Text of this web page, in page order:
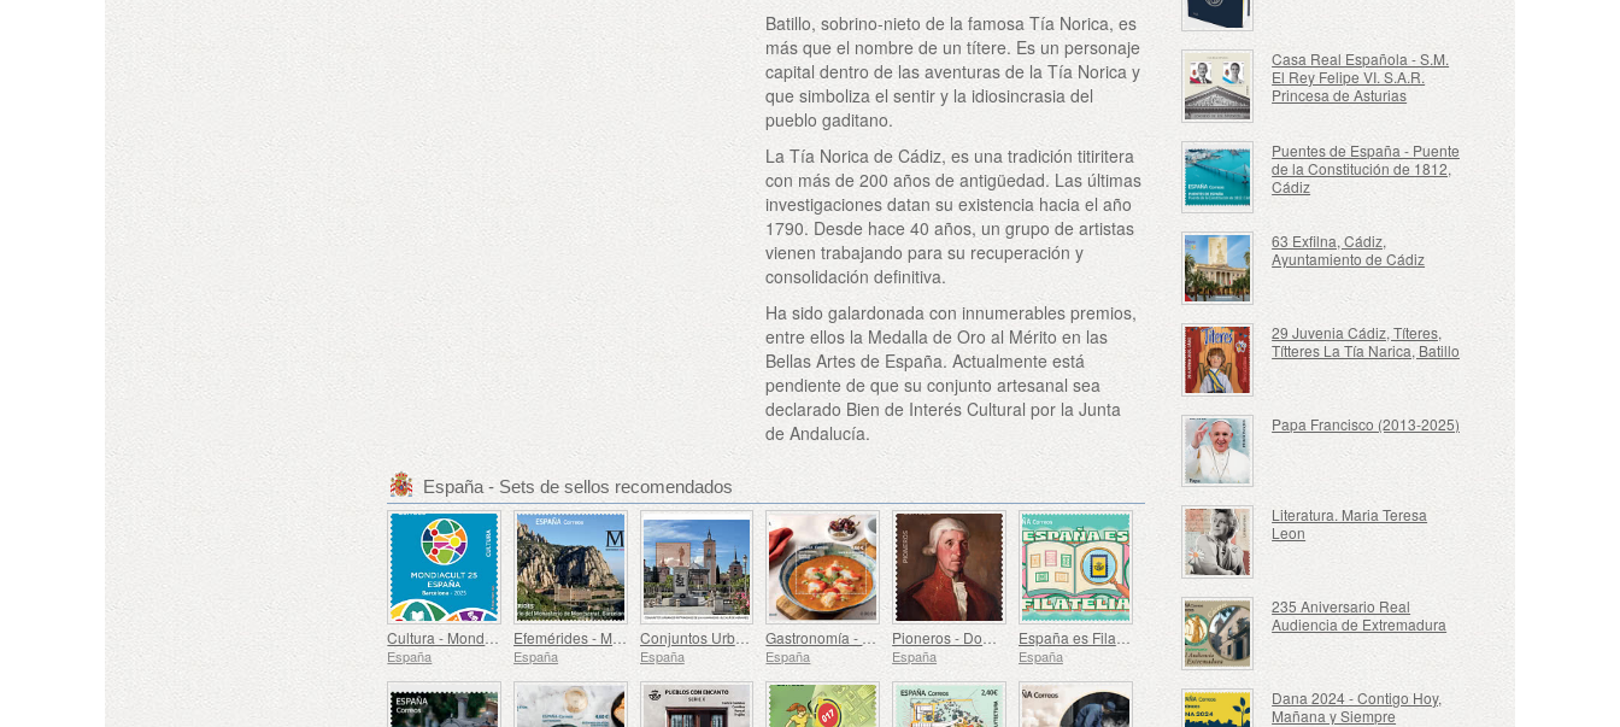
Batillo, sobrino-nieto de la famosa Tía Norica, es
más que el nombre de un títere. Es un personaje
capital dentro de las aventuras de la Tía Norica y
que simboliza el sentir y la idiosincrasia del
pueblo gaditano.
La Tía Norica de Cádiz, es una tradición titiritera
con más de 200 años de antigüedad. Las últimas
investigaciones datan su existencia hacia el año
1790. Desde hace 40 años, un grupo de artistas
vienen trabajando para su recuperación y
consolidación definitiva.
Ha sido galardonada con innumerables premios,
entre ellos la Medalla de Oro al Mérito en las
Bellas Artes de España. Actualmente está
pendiente de que su conjunto artesanal sea
declarado Bien de Interés Cultural por la Junta
de Andalucía.
España - Sets de sellos recomendados
Cultura - Mondiacult 25 España, Barcelona
España
Efemérides - Milenario del Monasterio de Montserrat, Barcelona
España
Conjuntos Urbanos Patrimonio de la Humanidad - Alcalá de Henares
España
Gastronomía - España en 19 Platos, Melilla, Rape a la Rusadir
España
Pioneros - Domingo de Bonechea
España
España es Filatelia
España
Casa Real Española - S.M.
El Rey Felipe VI. S.A.R.
Princesa de Asturias
Puentes de España - Puente
de la Constitución de 1812,
Cádiz
63 Exfilna, Cádiz,
Ayuntamiento de Cádiz
29 Juvenia Cádiz, Títeres,
Títteres La Tía Narica, Batillo
Papa Francisco (2013-2025)
Literatura. Maria Teresa
Leon
235 Aniversario Real
Audiencia de Extremadura
Dana 2024 - Contigo Hoy,
Mañana y Siempre